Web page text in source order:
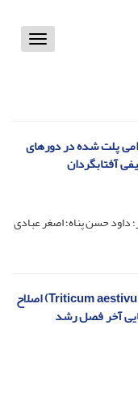
Toggle
پلت شده در دورهای
آفتابگردان
داود حسن پناه؛ اصغر عبادی
بررسی خصوصیات زراعی ارقام گندم های (Triticum aestivum L) اصلاح
آخر فصل رشد